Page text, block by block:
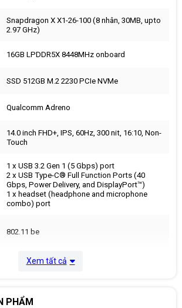
Snapdragon X X1-26-100 (8 nhân, 30MB, upto
2.97 GHz)
16GB LPDDR5X 8448MHz onboard
SSD 512GB M.2 2230 PCIe NVMe
Qualcomm Adreno
14.0 inch FHD+, IPS, 60Hz, 300 nit, 16:10, Non-
Touch
1 x USB 3.2 Gen 1 (5 Gbps) port
2 x USB Type-C® Full Function Ports (40
Gbps, Power Delivery, and DisplayPort™)
1 x headset (headphone and microphone
combo) port
802.11 be
3Cell 54WhXem tất cả
PHẨM